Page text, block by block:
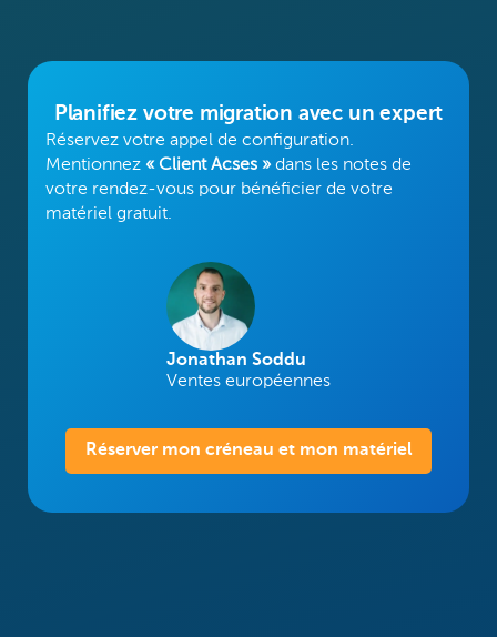
Planifiez votre migration avec un expert
Réservez votre appel de configuration.
Mentionnez « Client Acses »dans les notes de
votre rendez-vous pour bénéficier de votre
matériel gratuit.
Jonathan Soddu
Ventes européennes
Réserver mon créneau et mon matériel